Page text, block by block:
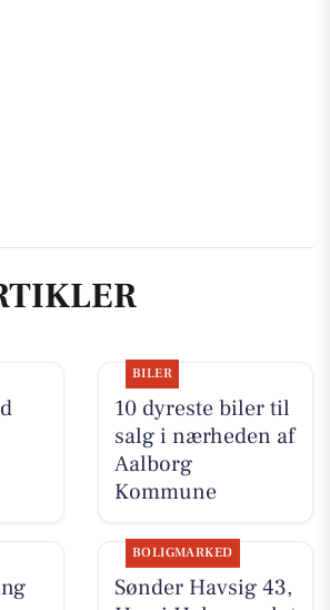
BILER
10 dyreste biler til
salg i nærheden af
Aalborg
Kommune
BOLIGMARKED
Sønder Havsig 43,